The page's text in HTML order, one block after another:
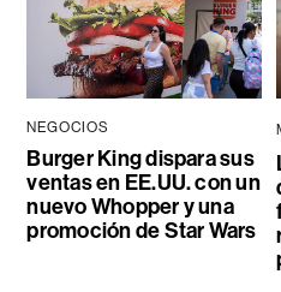
NEGOCIOS
Burger King dispara sus
ventas en EE.UU. con un
nuevo Whopper y una
promoción de Star Wars